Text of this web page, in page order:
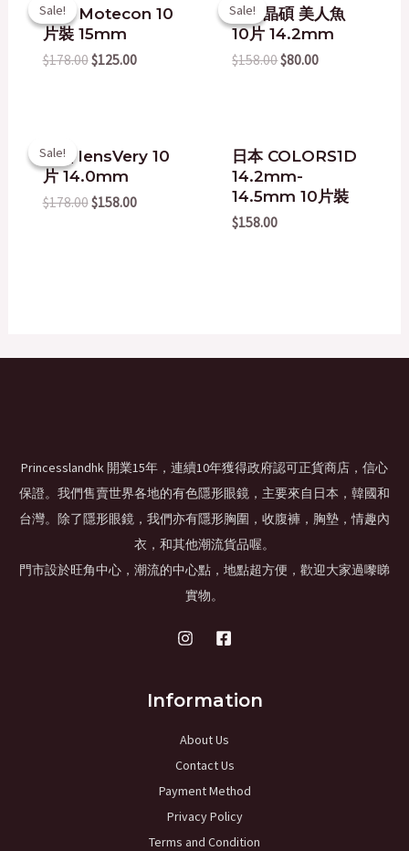
Sale!
Sale!
日本 Motecon 10
片裝 15mm
$178.00
price
was:
$178.00.
$125.00
price
$125.00.
Sale!
Sale!
台灣晶碩 美人魚
10片 14.2mm
$158.00
price
was:
$158.00.
$80.00
price
is:
Sale!
Sale!
韓國 lensVery 10
片 14.0mm
$178.00
price
was:
$178.00.
$158.00
price
$158.00.
日本 COLORS1D
14.2mm-
14.5mm 10片裝
$158.00
Princesslandhk 開業15年，連續10年獲得政府認可正貨商店，信心
保證。我們售賣世界各地的有色隱形眼鏡，主要來自日本，韓國和
台灣。除了隱形眼鏡，我們亦有隱形胸圍，收腹褲，胸墊，情趣內
衣，和其他潮流貨品喔。
門市設於旺角中心，潮流的中心點，地點超方便，歡迎大家過嚟睇
實物。
Information
About Us
Contact Us
Payment Method
Privacy Policy
Terms and Condition